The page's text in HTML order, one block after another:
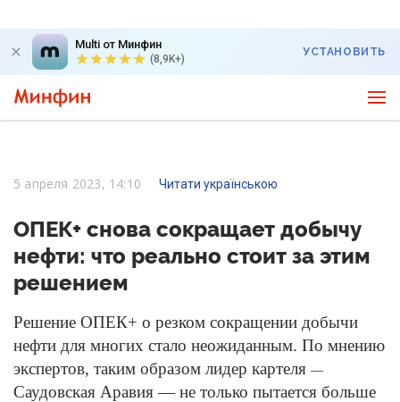
Multi от Минфин
(8,9K+)
УСТАНОВИТЬ
5 апреля 2023, 14:10 Читати українською
ОПЕК+ снова сокращает добычу
нефти: что реально стоит за этим
решением
Решение ОПЕК+ о резком сокращении добычи
нефти для многих стало неожиданным. По мнению
экспертов, таким образом лидер картеля —
Саудовская Аравия — не только пытается больше